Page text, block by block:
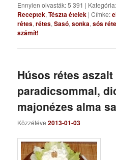
Ennyien olvasták: 5 391 | Kategória:
Receptek,Tészta ételek |Címke:
rétes,rétes,Sasó,sonka,sós
számít!
Húsos rétes aszalt
paradicsommal,
majonézes alma
Közzétéve2013-01-03